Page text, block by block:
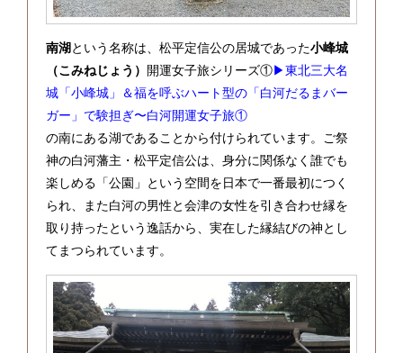
南湖 という名称は、松平定信公の居城であった小峰城
（こみねじょう） 開運女子旅シリーズ①▶東北三大名
城「小峰城」＆福を呼ぶハート型の「白河だるまバー
ガー」で験担ぎ〜白河開運女子旅①
の南にある湖であることから付けられています。ご祭
神の白河藩主・松平定信公は、身分に関係なく誰でも
楽しめる「公園」という空間を日本で一番最初につく
られ、また白河の男性と会津の女性を引き合わせ縁を
取り持ったという逸話から、実在した縁結びの神とし
てまつられています。